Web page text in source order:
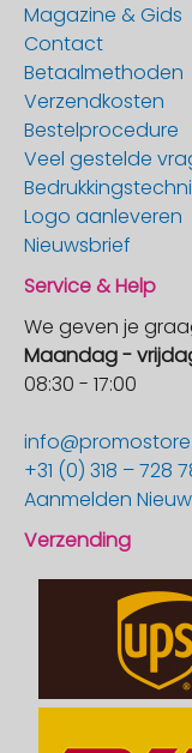
Magazine & Gids
Contact
Betaalmethoden
Verzendkosten
Bestelprocedure
Veel gestelde
Logo aanleveren
Nieuwsbrief
Service & Help
We geven je
Maandag -
08:30 - 17:00
+31 (0) 318 – 728
Aanmelden
Verzending